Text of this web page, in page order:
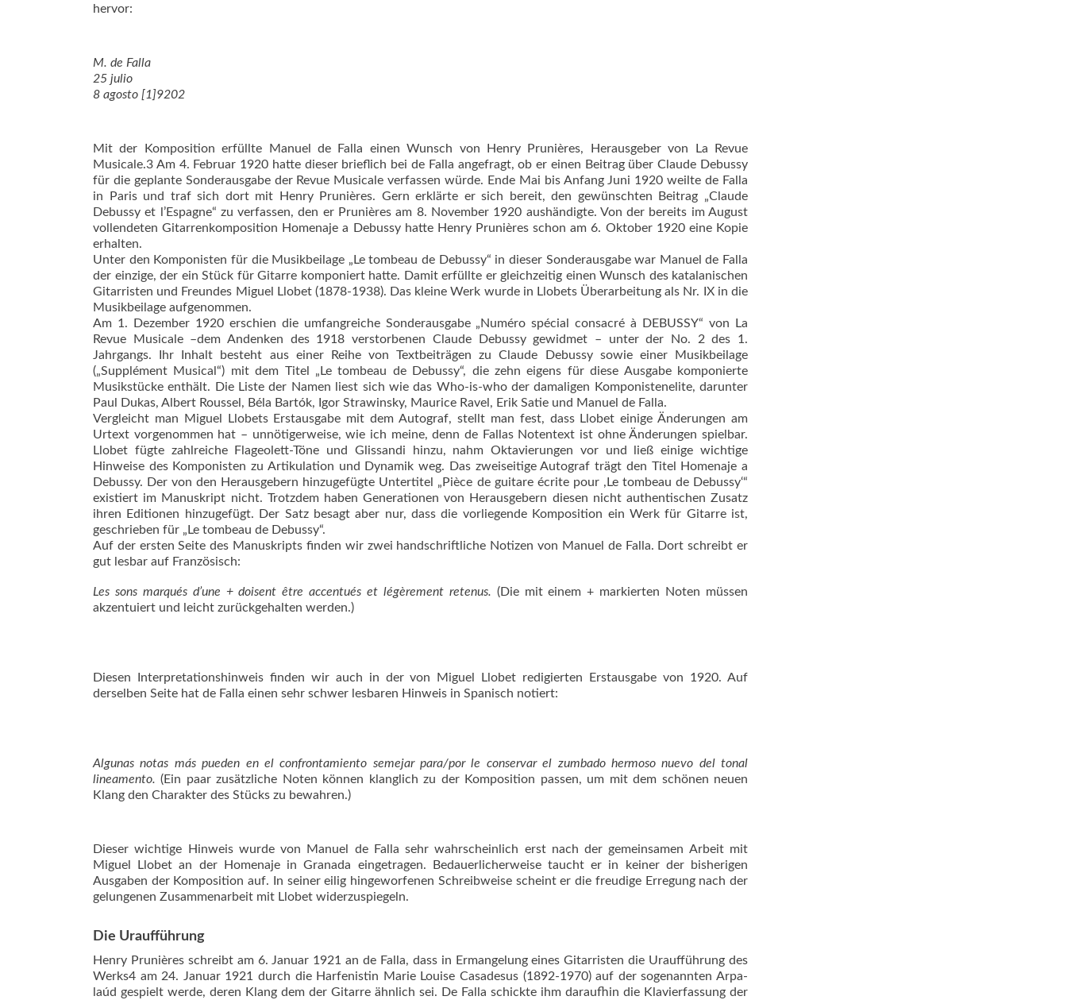
hervor:
M. de Falla
25 julio
8 agosto [1]9202
Mit der Komposition erfüllte Manuel de Falla einen Wunsch von Henry Prunières, Herausgeber von La Revue
Musicale.3 Am 4. Februar 1920 hatte dieser brieflich bei de Falla angefragt, ob er einen Beitrag über Claude Debussy
für die geplante Sonderausgabe der Revue Musicale verfassen würde. Ende Mai bis Anfang Juni 1920 weilte de Falla
in Paris und traf sich dort mit Henry Prunières. Gern erklärte er sich bereit, den gewünschten Beitrag „Claude
Debussy et l’Espagne“ zu verfassen, den er Prunières am 8. November 1920 aushändigte. Von der bereits im August
vollendeten Gitarrenkomposition Homenaje a Debussy hatte Henry Prunières schon am 6. Oktober 1920 eine Kopie
erhalten.
Unter den Komponisten für die Musikbeilage „Le tombeau de Debussy“ in dieser Sonderausgabe war Manuel de Falla
der einzige, der ein Stück für Gitarre komponiert hatte. Damit erfüllte er gleichzeitig einen Wunsch des katalanischen
Gitarristen und Freundes Miguel Llobet (1878-1938). Das kleine Werk wurde in Llobets Überarbeitung als Nr. IX in die
Musikbeilage aufgenommen.
Am 1. Dezember 1920 erschien die umfangreiche Sonderausgabe „Numéro spécial consacré à DEBUSSY“ von La
Revue Musicale –dem Andenken des 1918 verstorbenen Claude Debussy gewidmet – unter der No. 2 des 1.
Jahrgangs. Ihr Inhalt besteht aus einer Reihe von Textbeiträgen zu Claude Debussy sowie einer Musikbeilage
(„Supplément Musical“) mit dem Titel „Le tombeau de Debussy“, die zehn eigens für diese Ausgabe komponierte
Musikstücke enthält. Die Liste der Namen liest sich wie das Who-is-who der damaligen Komponistenelite, darunter
Paul Dukas, Albert Roussel, Béla Bartók, Igor Strawinsky, Maurice Ravel, Erik Satie und Manuel de Falla.
Vergleicht man Miguel Llobets Erstausgabe mit dem Autograf, stellt man fest, dass Llobet einige Änderungen am
Urtext vorgenommen hat – unnötigerweise, wie ich meine, denn de Fallas Notentext ist ohne Änderungen spielbar.
Llobet fügte zahlreiche Flageolett-Töne und Glissandi hinzu, nahm Oktavierungen vor und ließ einige wichtige
Hinweise des Komponisten zu Artikulation und Dynamik weg. Das zweiseitige Autograf trägt den Titel Homenaje a
Debussy. Der von den Herausgebern hinzugefügte Untertitel „Pièce de guitare écrite pour ,Le tombeau de Debussy‘“
existiert im Manuskript nicht. Trotzdem haben Generationen von Herausgebern diesen nicht authentischen Zusatz
ihren Editionen hinzugefügt. Der Satz besagt aber nur, dass die vorliegende Komposition ein Werk für Gitarre ist,
geschrieben für „Le tombeau de Debussy“.
Auf der ersten Seite des Manuskripts finden wir zwei handschriftliche Notizen von Manuel de Falla. Dort schreibt er
gut lesbar auf Französisch:
Les sons marqués d’une + doisent être accentués et légèrement retenus. (Die mit einem + markierten Noten müssen
akzentuiert und leicht zurückgehalten werden.)
Diesen Interpretationshinweis finden wir auch in der von Miguel Llobet redigierten Erstausgabe von 1920. Auf
derselben Seite hat de Falla einen sehr schwer lesbaren Hinweis in Spanisch notiert:
Algunas notas más pueden en el confrontamiento semejar para/por le conservar el zumbado hermoso nuevo del tonal
lineamento.(Ein paar zusätzliche Noten können klanglich zu der Komposition passen, um mit dem schönen neuen
Klang den Charakter des Stücks zu bewahren.)
Dieser wichtige Hinweis wurde von Manuel de Falla sehr wahrscheinlich erst nach der gemeinsamen Arbeit mit
Miguel Llobet an der Homenaje in Granada eingetragen. Bedauerlicherweise taucht er in keiner der bisherigen
Ausgaben der Komposition auf. In seiner eilig hingeworfenen Schreibweise scheint er die freudige Erregung nach der
gelungenen Zusammenarbeit mit Llobet widerzuspiegeln.
Die Uraufführung
Henry Prunières schreibt am 6. Januar 1921 an de Falla, dass in Ermangelung eines Gitarristen die Uraufführung des
Werks4 am 24. Januar 1921 durch die Harfenistin Marie Louise Casadesus (1892-1970) auf der sogenannten Arpa-
laúd gespielt werde, deren Klang dem der Gitarre ähnlich sei. De Falla schickte ihm daraufhin die Klavierfassung der